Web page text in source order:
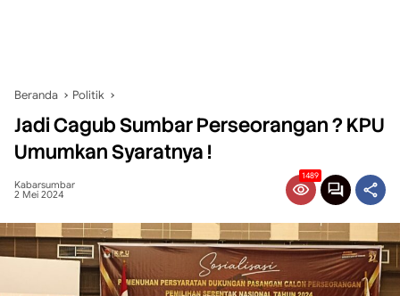
Beranda Politik
Jadi Cagub Sumbar Perseorangan ? KPU
Umumkan Syaratnya !
Kabarsumbar
2 Mei 2024
1489